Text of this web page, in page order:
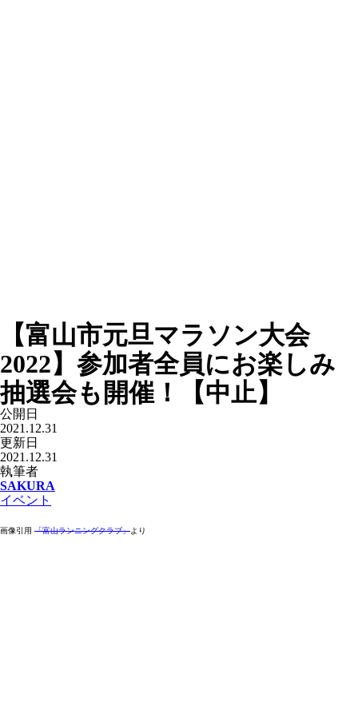
【富山市元旦マラソン大会
2022】参加者全員にお楽しみ
抽選会も開催！【中止】
公開日
2021.12.31
更新日
2021.12.31
執筆者
SAKURA
イベント
画像引用 「富山ランニングクラブ」より